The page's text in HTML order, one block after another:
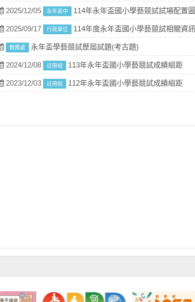
2025/12/05 永年高中 114年永年盃國小學藝競試試場配置圖
2025/09/17 行政單位 114年度永年盃國小學藝競試相關資訊
教務處 永年盃學藝競試歷屆試題(考古題)
2024/12/08 註冊組 113年永年盃國小學藝競試成績組距
2023/12/03 註冊組 112年永年盃國小學藝競試成績組距